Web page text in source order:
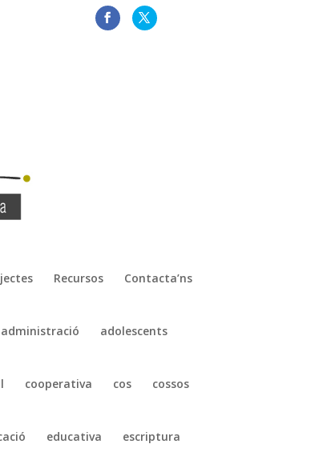
Recursos Contacta’ns
administració adolescents
cooperativa cos cossos
educativa escriptura